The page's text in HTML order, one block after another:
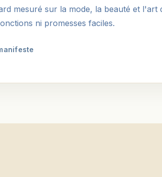
mesuré sur la mode, la beauté et l'art
ni promesses faciles.